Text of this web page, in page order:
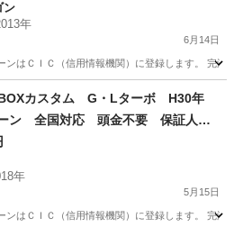
ン
年
6月14日
ンはＣＩＣ（信用情報機関）に登録します。
大分
カスタム G・Lターボ H30年
ン 全国対応 頭金不要 保証人不
可 信用情報回復型ローン利用可
年
5月15日
ンはＣＩＣ（信用情報機関）に登録します。